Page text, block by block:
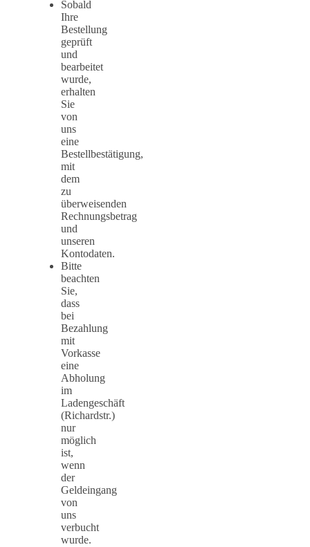
Sobald
Ihre
Bestellung
geprüft
und
bearbeitet
wurde,
erhalten
Sie
von
uns
eine
Bestellbestätigung,
mit
dem
zu
überweisenden
Rechnungsbetrag
und
unseren
Kontodaten.
Bitte
beachten
Sie,
dass
bei
Bezahlung
mit
Vorkasse
eine
Abholung
im
Ladengeschäft
(Richardstr.)
nur
möglich
ist,
wenn
der
Geldeingang
von
uns
verbucht
wurde.